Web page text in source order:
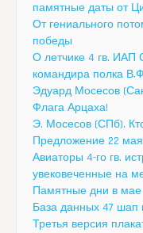
памятные даты от
От гениального
победы
О летчике 4 гв. ИАП
командира полка
Эдуард Мосесов
Флага Арцаха!
Э. Мосесов (СПб).
Предложение 22 мая
Авиаторы 4-го гв.
увековеченные на
Памятные дни в мае
База данных 47 шап
Третья версия